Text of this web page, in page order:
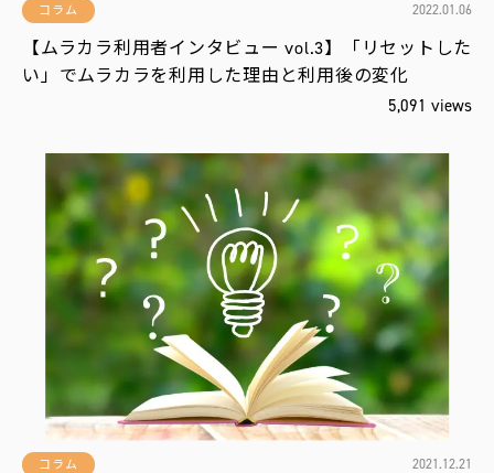
コラム 2022.01.06
【ムラカラ利用者インタビュー vol.3】「リセットした
い」でムラカラを利用した理由と利用後の変化
5,091 views
コラム 2021.12.21